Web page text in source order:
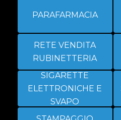
PARAFARMACIA
RETE VENDITA
RUBINETTERIA
SIGARETTE
ELETTRONICHE E
SVAPO